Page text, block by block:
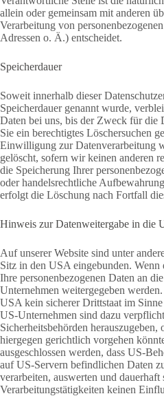
allein oder gemeinsam mit anderen
Verarbeitung von
Adressen o. Ä.) entscheidet.
Speicherdauer
Soweit innerhalb dieser
Speicherdauer genannt wurde,
Daten bei uns, bis der Zweck für die
Sie ein berechtigtes Löschersuchen
Einwilligung zur Datenverarbeitung
gelöscht, sofern wir keinen anderen
die Speicherung Ihrer
oder handelsrechtliche
erfolgt die Löschung nach Fortfall
Hinweis zur Datenweitergabe in die
Auf unserer Website sind unter
Sitz in den USA eingebunden.
Ihre personenbezogenen Daten an
Unternehmen weitergegeben
USA kein sicherer Drittstaat im
US-Unternehmen sind dazu
Sicherheitsbehörden herauszugeben,
hiergegen gerichtlich vorgehen
ausgeschlossen werden, dass US-
auf US-Servern befindlichen Daten
verarbeiten, auswerten und
Verarbeitungstätigkeiten keinen